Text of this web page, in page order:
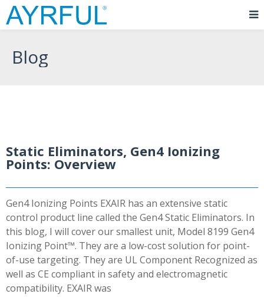
Blog
Static Eliminators, Gen4 Ionizing
Points: Overview
Gen4 Ionizing Points EXAIR has an extensive static
control product line called the Gen4 Static Eliminators. In
this blog, I will cover our smallest unit, Model 8199 Gen4
Ionizing Point™. They are a low-cost solution for point-
of-use targeting. They are UL Component Recognized as
well as CE compliant in safety and electromagnetic
compatibility. EXAIR was